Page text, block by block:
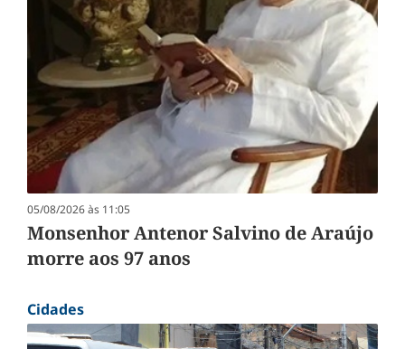
05/08/2026 às 11:05
Monsenhor Antenor Salvino de Araújo
morre aos 97 anos
Cidades